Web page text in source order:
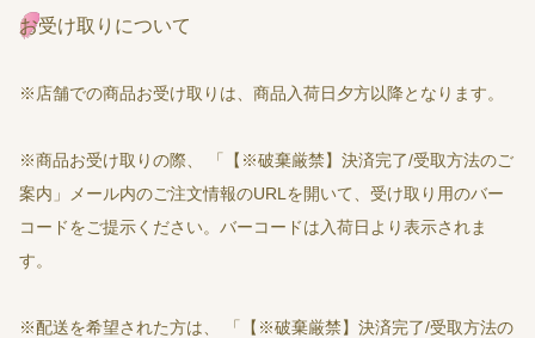
お受け取りについて
※店舗での商品お受け取りは、商品入荷日夕方以降となります。
※商品お受け取りの際、 「【※破棄厳禁】決済完了/受取方法のご
案内」メール内のご注文情報のURLを開いて、受け取り用のバー
コードをご提示ください。バーコードは入荷日より表示されま
す。
※配送を希望された方は、 「【※破棄厳禁】決済完了/受取方法の